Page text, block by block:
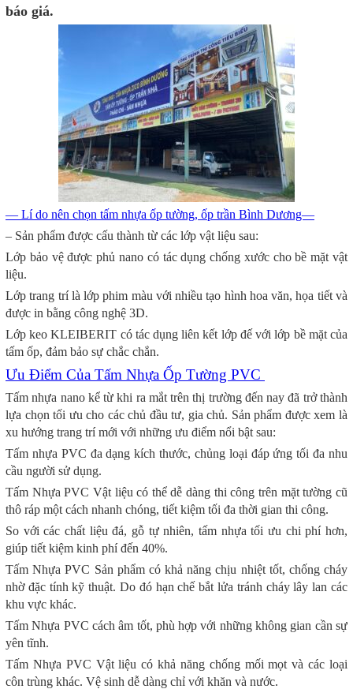
báo giá.
— Lí do nên chọn tấm nhựa ốp tường, ốp trần Bình Dương—
– Sản phẩm được cấu thành từ các lớp vật liệu sau:
Lớp bảo vệ được phủ nano có tác dụng chống xước cho bề mặt vật
liệu.
Lớp trang trí là lớp phim màu với nhiều tạo hình hoa văn, họa tiết và
được in bằng công nghệ 3D.
Lớp keo KLEIBERIT có tác dụng liên kết lớp đế với lớp bề mặt của
tấm ốp, đảm bảo sự chắc chắn.
Ưu Điểm Của Tấm Nhựa Ốp Tường PVC
Tấm nhựa nano kể từ khi ra mắt trên thị trường đến nay đã trở thành
lựa chọn tối ưu cho các chủ đầu tư, gia chủ. Sản phẩm được xem là
xu hướng trang trí mới với những ưu điểm nổi bật sau:
Tấm nhựa PVC đa dạng kích thước, chủng loại đáp ứng tối đa nhu
cầu người sử dụng.
Tấm Nhựa PVC Vật liệu có thể dễ dàng thi công trên mặt tường cũ
thô ráp một cách nhanh chóng, tiết kiệm tối đa thời gian thi công.
So với các chất liệu đá, gỗ tự nhiên, tấm nhựa tối ưu chi phí hơn,
giúp tiết kiệm kinh phí đến 40%.
Tấm Nhựa PVC Sản phẩm có khả năng chịu nhiệt tốt, chống cháy
nhờ đặc tính kỹ thuật. Do đó hạn chế bắt lửa tránh cháy lây lan các
khu vực khác.
Tấm Nhựa PVC cách âm tốt, phù hợp với những không gian cần sự
yên tĩnh.
Tấm Nhựa PVC Vật liệu có khả năng chống mối mọt và các loại
côn trùng khác. Vệ sinh dễ dàng chỉ với khăn và nước.